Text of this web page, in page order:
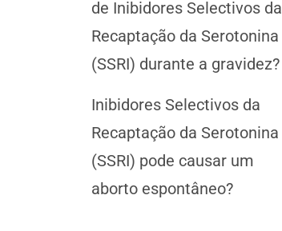
de Inibidores Selectivos da
Recaptação da Serotonina
(SSRI) durante a gravidez?
Inibidores Selectivos da
Recaptação da Serotonina
(SSRI) pode causar um
aborto espontâneo?